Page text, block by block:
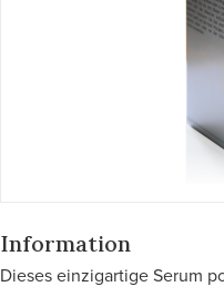
Information
Dieses einzigartige Serum